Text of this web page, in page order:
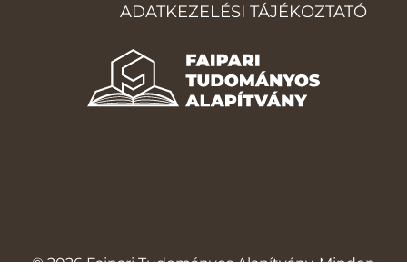
© 2026 Faipari Tudományos Alapítvány. Minden
ADATKEZELÉSI TÁJÉKOZTATÓ